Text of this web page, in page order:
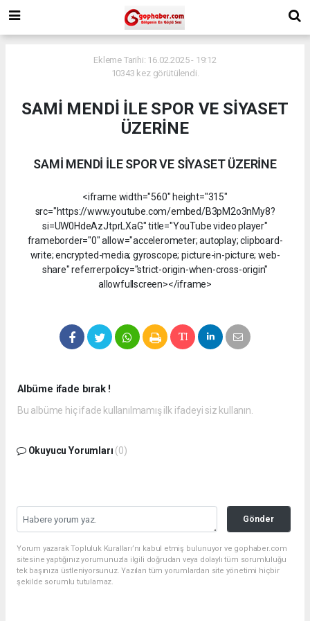
Ekleme Tarihi: 16.02.2025 - 19:12
10343 kez görütülendi.
SAMİ MENDİ İLE SPOR VE SİYASET
ÜZERİNE
SAMİ MENDİ İLE SPOR VE SİYASET ÜZERİNE
<iframe width="560" height="315"
src="https://www.youtube.com/embed/B3pM2o3nMy8?
si=UW0HdeAzJtprLXaG" title="YouTube video player"
frameborder="0" allow="accelerometer; autoplay; clipboard-
write; encrypted-media; gyroscope; picture-in-picture; web-
share" referrerpolicy="strict-origin-when-cross-origin"
allowfullscreen></iframe>
Albüme ifade bırak !
Bu albüme hiç ifade kullanılmamış ilk ifadeyi siz kullanın.
Okuyucu Yorumları (0)
Gönder
Yorum yazarak Topluluk Kuralları’nı kabul etmiş bulunuyor ve gophaber.com
sitesine yaptığınız yorumunuzla ilgili doğrudan veya dolaylı tüm sorumluluğu
tek başınıza üstleniyorsunuz. Yazılan tüm yorumlardan site yönetimi hiçbir
şekilde sorumlu tutulamaz.